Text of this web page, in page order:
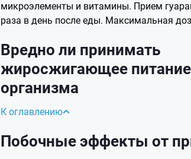
микроэлементы и витамины. Прием
раза в день после еды. Максимальная
Вредно ли принимать
жиросжигающее
организма
К оглавлению
Побочные эффекты от